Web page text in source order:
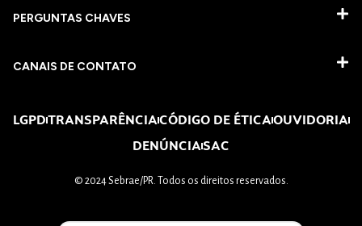
PERGUNTAS CHAVES​
CANAIS DE CONTATO
LGPDTRANSPARÊNCIACÓDIGO DE ÉTICAOUVIDORIA
DENÚNCIASAC
© 2024 Sebrae/PR. Todos os direitos reservados.